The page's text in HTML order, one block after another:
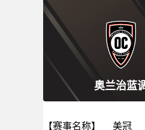
奥兰治蓝
【赛事名称】
美冠